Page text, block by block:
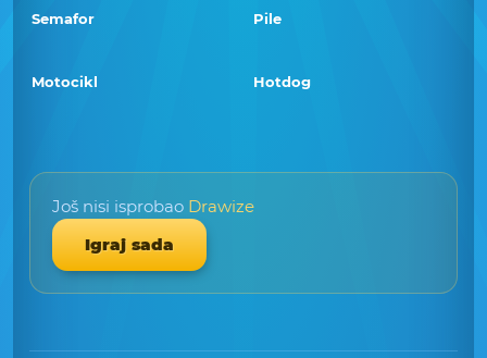
Semafor Pile
Motocikl Hotdog
Još nisi isprobao Drawize
Igraj sada